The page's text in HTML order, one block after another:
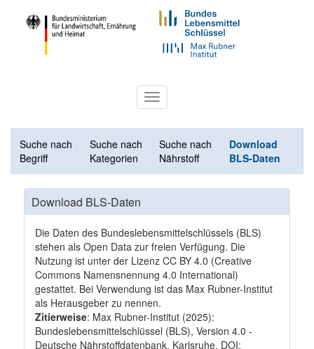
Toggle
navigation
Suche nach
Begriff
Suche nach
Kategorien
Suche nach
Nährstoff
Download
BLS-Daten
Download BLS-Daten
Die Daten des Bundeslebensmittelschlüssels (BLS)
stehen als Open Data zur freien Verfügung. Die
Nutzung ist unter der Lizenz CC BY 4.0 (Creative
Commons Namensnennung 4.0 International)
gestattet. Bei Verwendung ist das Max Rubner-Institut
als Herausgeber zu nennen.
Zitierweise: Max Rubner-Institut (2025):
Bundeslebensmittelschlüssel (BLS), Version 4.0 -
Deutsche Nährstoffdatenbank. Karlsruhe. DOI: